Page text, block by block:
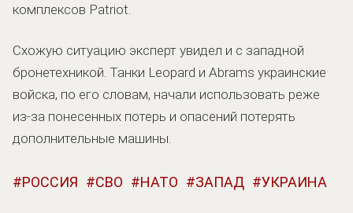
комплексов Patriot.
Схожую ситуацию эксперт увидел и с западной
бронетехникой. Танки Leopard и Abrams украинские
войска, по его словам, начали использовать реже
из-за понесенных потерь и опасений потерять
дополнительные машины.
РОССИЯ СВО НАТО ЗАПАД УКРАИНА